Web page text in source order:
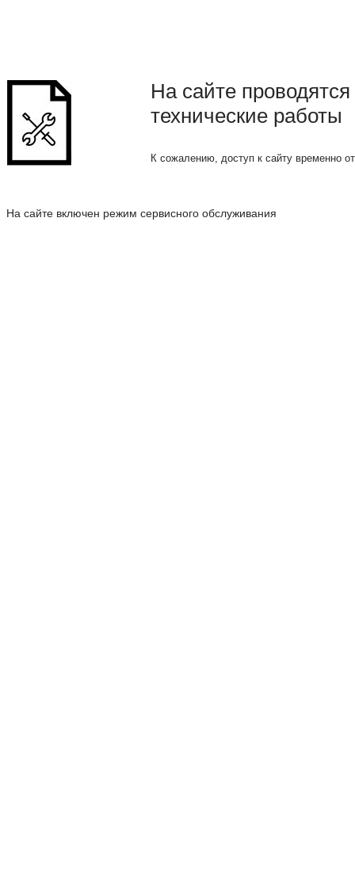
На сайте проводятся
технические работы
К сожалению, доступ к сайту временно
На сайте включен режим сервисного обслуживания